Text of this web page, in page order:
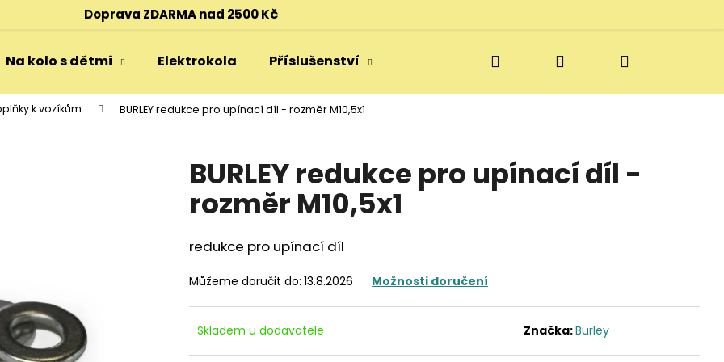
Doprava ZDARMA nad 2500 Kč
Na kolo s dětmi Elektrokola Příslušenství Doprava a vratky Blog Kontakt
Přihlášení
k vozíkům BURLEY redukce pro upínací díl - rozměr M10,5x1
BURLEY redukce pro upínací díl -
rozměr M10,5x1
redukce pro upínací díl
Můžeme doručit do: 13.8.2026 Možnosti doručení
Skladem u dodavatele Značka:Burley
Co potřebujete najít?